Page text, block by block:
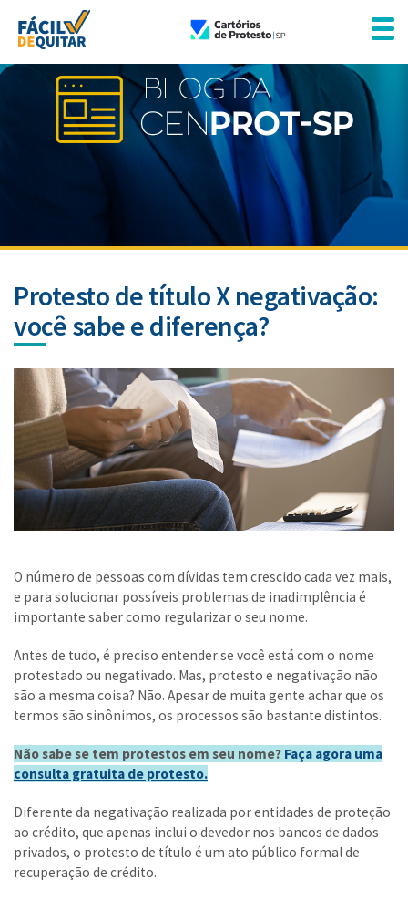
Protesto de título X negativação:
você sabe e diferença?
O número de pessoas com dívidas tem crescido cada vez mais,
e para solucionar possíveis problemas de inadimplência é
importante saber como regularizar o seu nome.
Antes de tudo, é preciso entender se você está com o nome
protestado ou negativado. Mas, protesto e negativação não
são a mesma coisa? Não. Apesar de muita gente achar que os
termos são sinônimos, os processos são bastante distintos.
Não sabe se tem protestos em seu nome? Faça agora uma
consulta gratuita de protesto.
Diferente da negativação realizada por entidades de proteção
ao crédito, que apenas inclui o devedor nos bancos de dados
privados, o protesto de título é um ato público formal de
recuperação de crédito.